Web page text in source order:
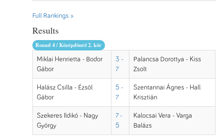
Full Rankings »
Results
Round 4 / Középdöntő 2. kör
Miklai Henrietta - Bodor
Gábor
3 -
7
Palancsa Dorottya - Kiss
Zsolt
Halász Csilla - Ézsöl
Gábor
5 -
7
Szentannai Ágnes - Hall
Krisztián
Szekeres Ildikó - Nagy
György
7 -
5
Kalocsai Vera - Varga
Balázs